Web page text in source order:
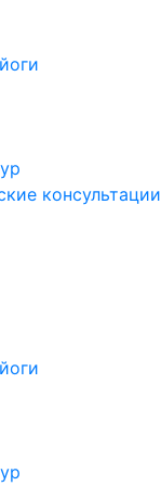
консультации